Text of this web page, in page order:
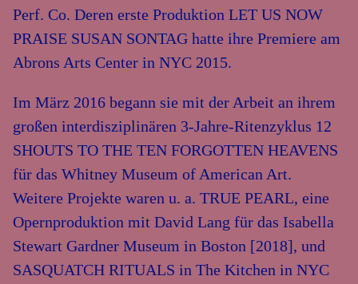
Perf. Co. Deren erste Produktion LET US NOW
PRAISE SUSAN SONTAG hatte ihre Premiere am
Abrons Arts Center in NYC 2015.
Im März 2016 begann sie mit der Arbeit an ihrem
großen interdisziplinären 3-Jahre-Ritenzyklus 12
SHOUTS TO THE TEN FORGOTTEN HEAVENS
für das Whitney Museum of American Art.
Weitere Projekte waren u. a. TRUE PEARL, eine
Opernproduktion mit David Lang für das Isabella
Stewart Gardner Museum in Boston [2018], und
SASQUATCH RITUALS in The Kitchen in NYC